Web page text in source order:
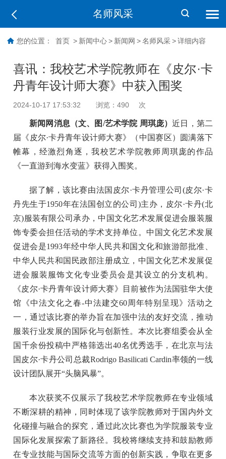
名师风采
您的位置： 首页 > 新闻中心 > 新闻网 > 名师风采 > 详细内容
喜讯：我校艺术学院教师在《皮尔·卡
丹青年设计师大赛》中获入围奖
2024-10-17 17:53:32 浏览：490 次
新闻网消息（文、图/艺术学院 周琪庞）近日，第二
届《皮尔·卡丹青年设计师大赛》（中国赛区）圆满落下
帷幕，经激烈角逐，我校艺术学院教师周琪庞的作品
《一直游到海水变蓝》获得入围奖。
据了解，该比赛由法国皮尔·卡丹管理公司(皮尔·卡
丹先生于1950年在法国创立的公司)主办，皮尔·卡丹(北
京)服装有限公司承办，中国文化艺术发展促进会服装服
饰专委会担任活动的学术支持单位。中国文化艺术发展
促进会是1993年经中华人民共和国文化和旅游部批准、
中华人民共和国民政部注册成立，中国文化艺术发展促
进会服装服饰文化专业委员会是其设立的分支机构。
《皮尔·卡丹青年设计师大赛》目前被作为法国驻华大使
馆《中法文化之春-中法建交60周年特别呈现》活动之
一，通过该比赛的举办旨在加强中法的友好交流，推动
服装行业发展的国际化与创新性。本次比赛组委会从全
国千余份投稿中严格筛选出40名优秀选手，在北京与法
国皮尔·卡丹公司总裁Rodrigo Basilicati Cardin率领的一线
设计团队展开“头脑风暴”。
本次获奖不仅展示了我校艺术学院教师在专业领域
不断深耕的精神，同时体现了该学院教师对于国内外文
化碰撞与融合的探究，通过此次比赛也为学院服装专业
国际化发展探索了新路径。我校将继续支持和鼓励教师
在专业技能与国际交流等方面的创新实践，争取在更多